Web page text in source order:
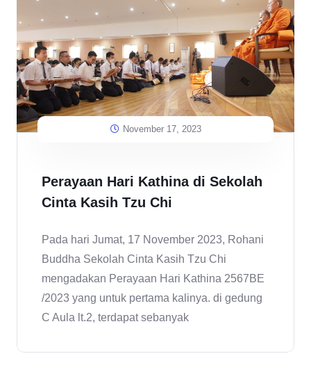
November 17, 2023
Perayaan Hari Kathina di Sekolah
Cinta Kasih Tzu Chi
Pada hari Jumat, 17 November 2023, Rohani
Buddha Sekolah Cinta Kasih Tzu Chi
mengadakan Perayaan Hari Kathina 2567BE
/2023 yang untuk pertama kalinya. di gedung
C Aula lt.2, terdapat sebanyak